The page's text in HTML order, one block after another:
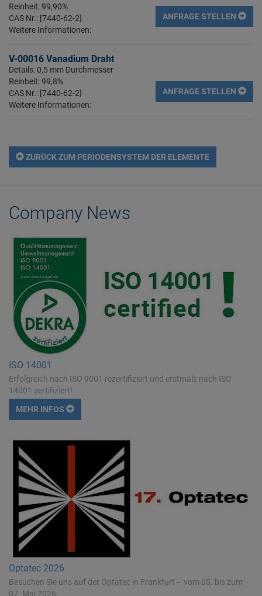
Reinheit: 99,90%
CAS Nr.: [7440-62-2]
Weitere Informationen:
ANFRAGE STELLEN
V-00016 Vanadium Draht
Details: 0,5 mm Durchmesser
Reinheit: 99,8%
CAS Nr.: [7440-62-2]
Weitere Informationen:
ANFRAGE STELLEN
ZURÜCK ZUM PERIODENSYSTEM DER ELEMENTE
Company News
ISO 14001
Erfolgreich nach ISO 9001 rezertifiziert und erstmals nach ISO
14001 zertifiziert!
MEHR INFOS
Optatec 2026
Besuchen Sie uns auf der Optatec in Frankfurt – vom 05. bis zum
07. Mai 2026.